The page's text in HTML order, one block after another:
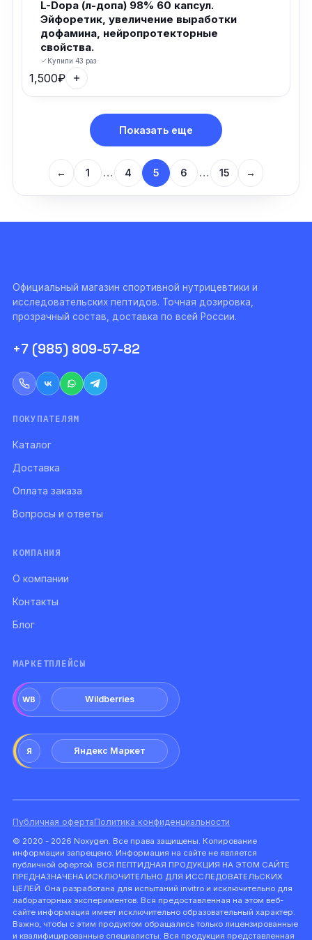
L-Dopa (л-допа) 98% 60 капсул.
Эйфоретик, увеличение выработки
дофамина, нейропротекторные
свойства.
Купили 43 раз
1,500₽
Показать еще
← 1 … 4 5 6 … 15 →
Официальный магазин спортивной нутрицевтики и
исследовательских пептидов. Точная дозировка,
прозрачный состав, доставка по всей России.
+7 (985) 809-57-82
ПОКУПАТЕЛЯМ
Каталог
Доставка
Оплата заказа
Вопросы и ответы
КОМПАНИЯ
О компании
Контакты
Блог
МАРКЕТПЛЕЙСЫ
WB Wildberries
Я Яндекс Маркет
Публичная офертаПолитика конфиденциальности
© 2020 - 2026 Noxygen. Все права защищены. Копирование
информации запрещено. Информация на сайте не является
публичной офертой. ВСЯ ПЕПТИДНАЯ ПРОДУКЦИЯ НА ЭТОМ САЙТЕ
ПРЕДНАЗНАЧЕНА ИСКЛЮЧИТЕЛЬНО ДЛЯ ИССЛЕДОВАТЕЛЬСКИХ
ЦЕЛЕЙ. Она разработана для испытаний invitro и исключительно для
лабораторных экспериментов. Вся предоставленная на этом веб-
сайте информация имеет исключительно образовательный характер.
Важно, чтобы с этим продуктом обращались только лицензированные
и квалифицированные специалисты. Вся продукция представленная